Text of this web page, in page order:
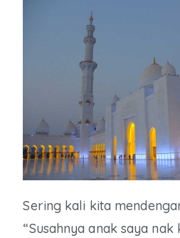
Sering kali kita
“Susahnya anak saya